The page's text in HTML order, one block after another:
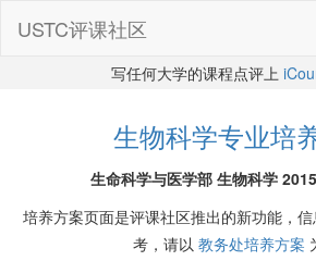
USTC评课社区
写任何大学的课程点评上
生物科学专业培
生命科学与医学部 生物科学
培养方案页面是评课社区推出的新功能，
考，请以 教务处培养方案